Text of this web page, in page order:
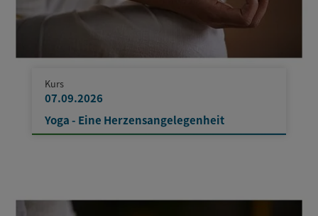
Kurs
07.09.2026
Yoga - Eine Herzensangelegenheit